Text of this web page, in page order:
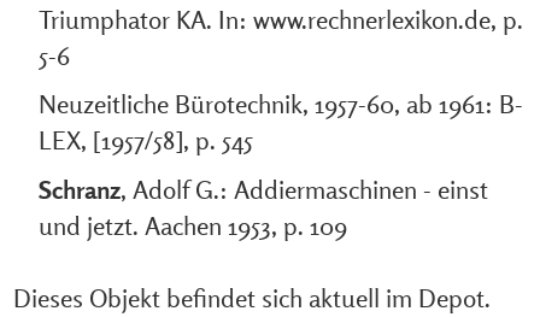
Triumphator KA. In: www.rechnerlexikon.de, p.
5-6
Neuzeitliche Bürotechnik, 1957-60, ab 1961: B-
LEX, [1957/58], p. 545
Schranz, Adolf G.: Addiermaschinen - einst
und jetzt. Aachen 1953, p. 109
Dieses Objekt befindet sich aktuell im Depot.